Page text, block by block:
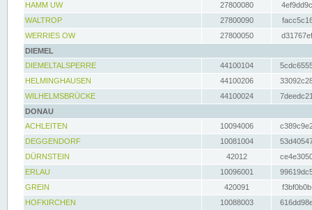
HAMM UW
27800080
WALTROP
27800090
WERRIES OW
27800050
DIEMEL
DIEMELTALSPERRE
44100104
HELMINGHAUSEN
44100206
WILHELMSBRÜCKE
44100024
DONAU
ACHLEITEN
10094006
DEGGENDORF
10081004
DÜRNSTEIN
42012
ERLAU
10096001
GREIN
420091
HOFKIRCHEN
10088003